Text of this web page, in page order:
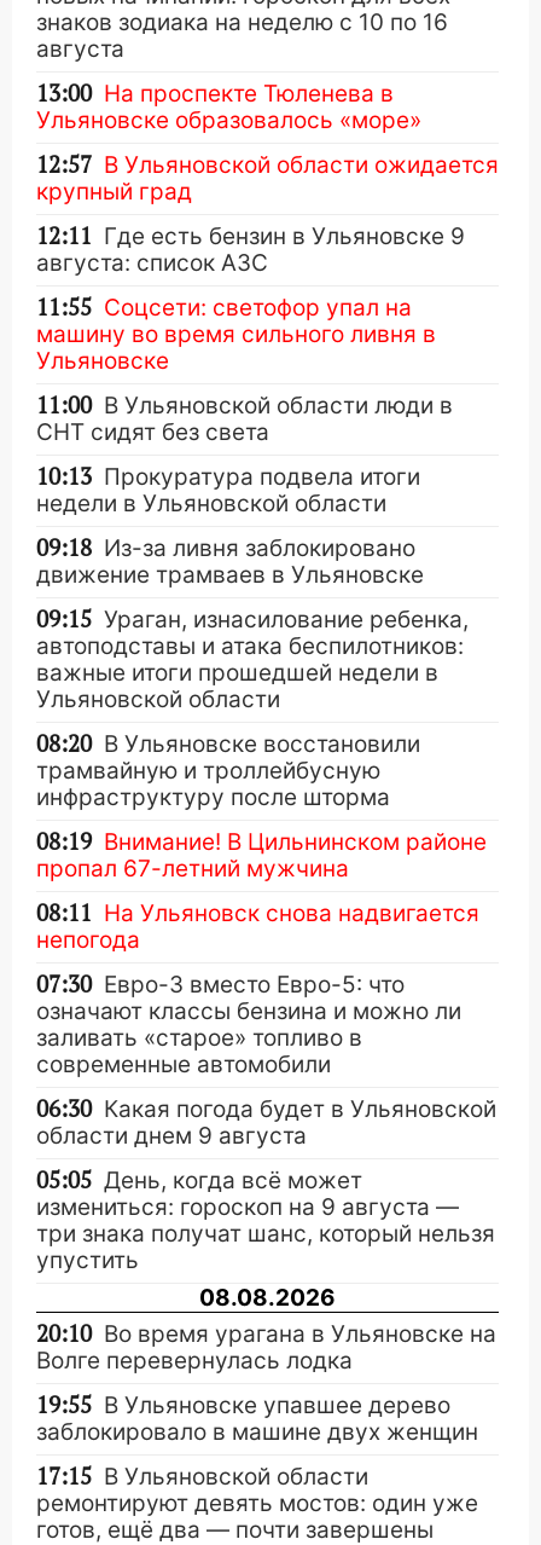
знаков зодиака на неделю с 10 по 16
августа
13:00 На проспекте Тюленева в
Ульяновске образовалось «море»
12:57 В Ульяновской области ожидается
крупный град
12:11 Где есть бензин в Ульяновске 9
августа: список АЗС
11:55 Соцсети: светофор упал на
машину во время сильного ливня в
Ульяновске
11:00 В Ульяновской области люди в
СНТ сидят без света
10:13 Прокуратура подвела итоги
недели в Ульяновской области
09:18 Из-за ливня заблокировано
движение трамваев в Ульяновске
09:15 Ураган, изнасилование ребенка,
автоподставы и атака беспилотников:
важные итоги прошедшей недели в
Ульяновской области
08:20 В Ульяновске восстановили
трамвайную и троллейбусную
инфраструктуру после шторма
08:19 Внимание! В Цильнинском районе
пропал 67-летний мужчина
08:11 На Ульяновск снова надвигается
непогода
07:30 Евро-3 вместо Евро-5: что
означают классы бензина и можно ли
заливать «старое» топливо в
современные автомобили
06:30 Какая погода будет в Ульяновской
области днем 9 августа
05:05 День, когда всё может
измениться: гороскоп на 9 августа —
три знака получат шанс, который нельзя
упустить
08.08.2026
20:10 Во время урагана в Ульяновске на
Волге перевернулась лодка
19:55 В Ульяновске упавшее дерево
заблокировало в машине двух женщин
17:15 В Ульяновской области
ремонтируют девять мостов: один уже
готов, ещё два — почти завершены